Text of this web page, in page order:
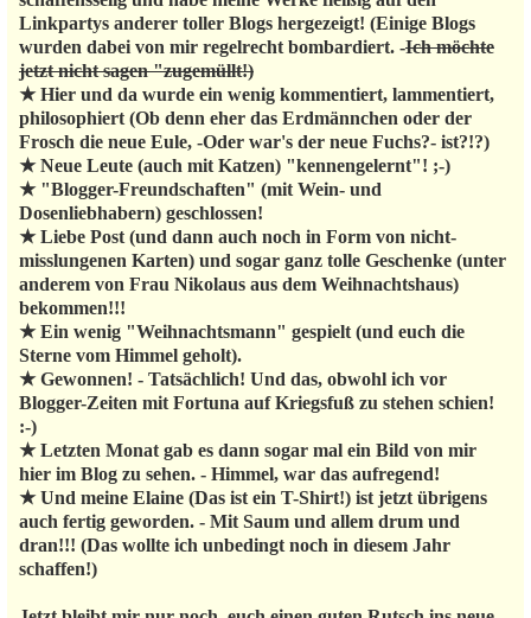
Linkpartys anderer toller Blogs hergezeigt! (Einige Blogs
wurden dabei von mir regelrecht bombardiert. -Ich möchte
jetzt nicht sagen "zugemüllt!)
★ Hier und da wurde ein wenig kommentiert, lammentiert,
philosophiert (Ob denn eher das Erdmännchen oder der
Frosch die neue Eule, -Oder war's der neue Fuchs?- ist?!?)
★ Neue Leute (auch mit Katzen) "kennengelernt"! ;-)
★ "Blogger-Freundschaften" (mit Wein- und
Dosenliebhabern) geschlossen!
★ Liebe Post (und dann auch noch in Form von nicht-
misslungenen Karten) und sogar ganz tolle Geschenke (unter
anderem von Frau Nikolaus aus dem Weihnachtshaus)
bekommen!!!
★ Ein wenig "Weihnachtsmann" gespielt (und euch die
Sterne vom Himmel geholt).
★ Gewonnen! - Tatsächlich! Und das, obwohl ich vor
Blogger-Zeiten mit Fortuna auf Kriegsfuß zu stehen schien!
:-)
★ Letzten Monat gab es dann sogar mal ein Bild von mir
hier im Blog zu sehen. - Himmel, war das aufregend!
★ Und meine Elaine (Das ist ein T-Shirt!) ist jetzt übrigens
auch fertig geworden. - Mit Saum und allem drum und
dran!!! (Das wollte ich unbedingt noch in diesem Jahr
schaffen!)